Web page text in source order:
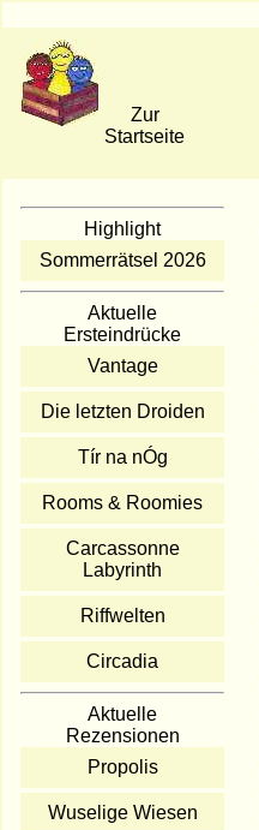
Zur
Startseite
Highlight
Sommerrätsel 2026
Aktuelle
Ersteindrücke
Vantage
Die letzten Droiden
Tír na nÓg
Rooms & Roomies
Carcassonne
Labyrinth
Riffwelten
Circadia
Aktuelle
Rezensionen
Propolis
Wuselige Wiesen